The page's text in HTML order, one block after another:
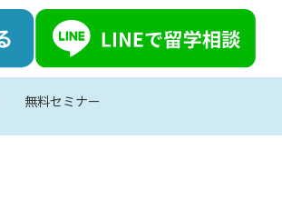
無料セミナー